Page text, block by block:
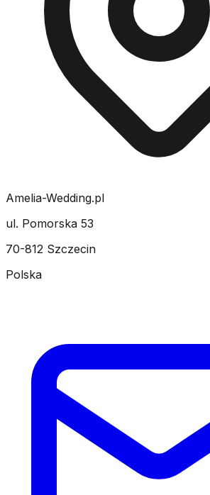
Amelia-Wedding.pl
ul. Pomorska 53
70-812 Szczecin
Polska